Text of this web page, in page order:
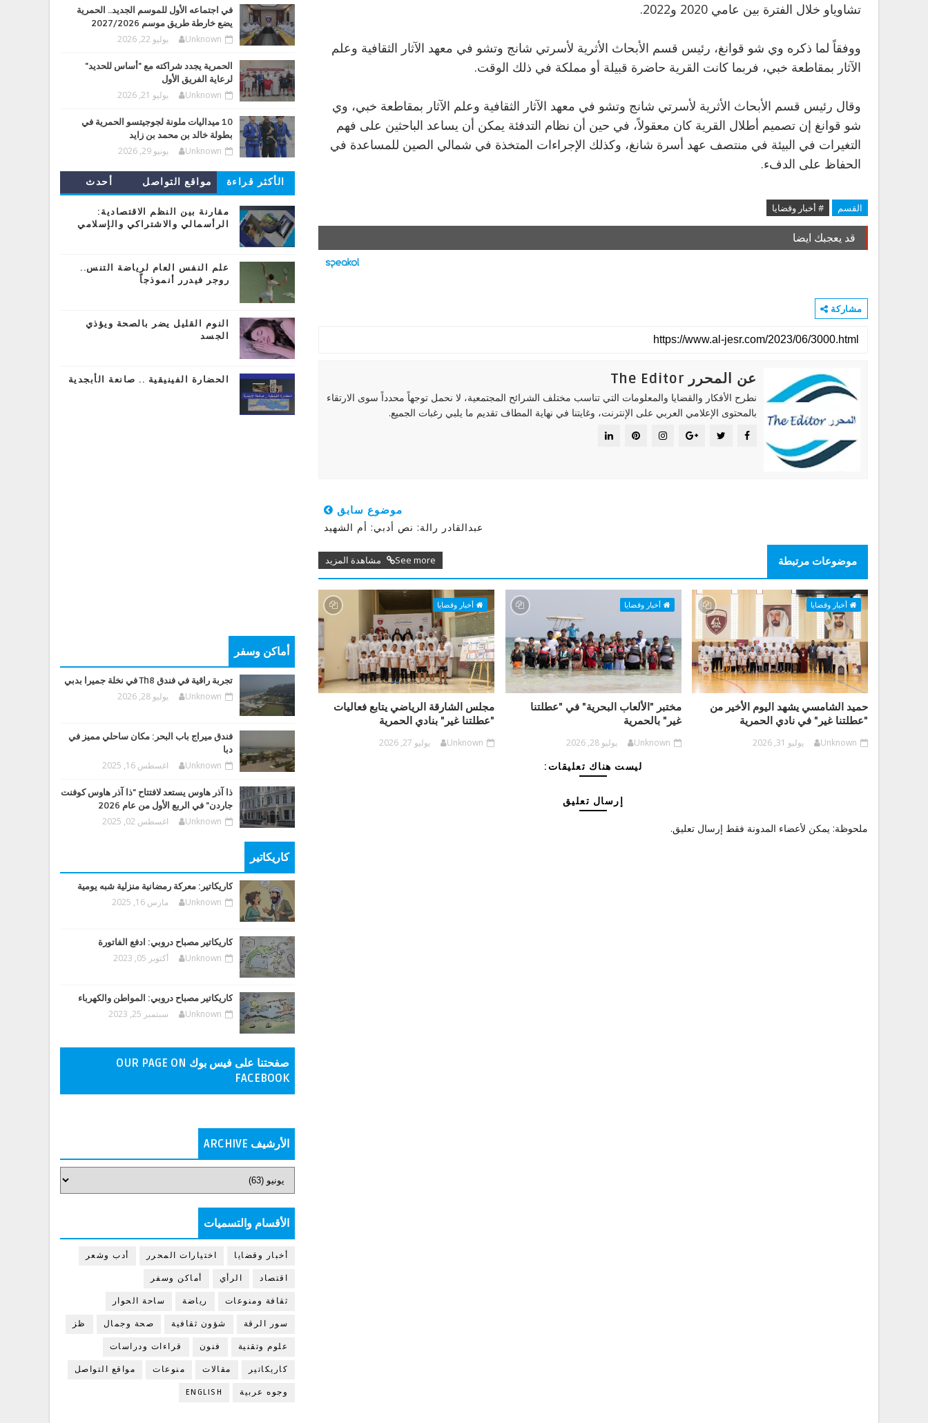
تشاوياو خلال الفترة بين عامي 2020 و2022.
ووفقاً لما ذكره وي شو قوانغ، رئيس قسم الأبحاث الأثرية لأسرتي شانج وتشو في معهد الآثار الثقافية وعلم
الآثار بمقاطعة خبي، فربما كانت القرية حاضرة قبيلة أو مملكة في ذلك الوقت.
وقال رئيس قسم الأبحاث الأثرية لأسرتي شانج وتشو في معهد الآثار الثقافية وعلم الآثار بمقاطعة خبي، وي
شو قوانغ إن تصميم أطلال القرية كان معقولاً، في حين أن نظام التدفئة يمكن أن يساعد الباحثين على فهم
التغيرات في البيئة في منتصف عهد أسرة شانغ، وكذلك الإجراءات المتخذة في شمالي الصين للمساعدة في
الحفاظ على الدفء.
القسم # أخبار وقضايا
قد يعجبك ايضا
مشاركة
عن المحرر The Editor
نطرح الأفكار والقضايا والمعلومات التي تناسب مختلف الشرائح المجتمعية، لا نحمل توجهاً محدداً سوى الارتقاء
بالمحتوى الإعلامي العربي على الإنترنت، وغايتنا في نهاية المطاف تقديم ما يلبي رغبات الجميع.
موضوع سابق
عبدالقادر رالة: نص أدبي: أم الشهيد
موضوعات مرتبطة See more مشاهدة المزيد
أخبار وقضايا
حميد الشامسي يشهد اليوم الأخير من
"عطلتنا غير" في نادي الحمرية
Unknown يوليو 31, 2026
أخبار وقضايا
مختبر "الألعاب البحرية" في "عطلتنا
غير" بالحمرية
Unknown يوليو 28, 2026
أخبار وقضايا
مجلس الشارقة الرياضي يتابع فعاليات
"عطلتنا غير" بنادي الحمرية
Unknown يوليو 27, 2026
ليست هناك تعليقات:
إرسال تعليق
ملحوظة: يمكن لأعضاء المدونة فقط إرسال تعليق.
في اجتماعه الأول للموسم الجديد.. الحمرية
يضع خارطة طريق موسم 2027/2026
Unknown يوليو 22, 2026
الحمرية يجدد شراكته مع "أساس للحديد"
لرعاية الفريق الأول
Unknown يوليو 21, 2026
10 ميداليات ملونة لجوجيتسو الحمرية في
بطولة خالد بن محمد بن زايد
Unknown يونيو 29, 2026
الأكثر قراءة مواقع التواصل
أحدث
مقارنة بين النظم الاقتصادية:
الرأسمالي والاشتراكي والإسلامي
علم النفس العام لرياضة التنس..
روجر فيدرر أنموذجاً
النوم القليل يضر بالصحة ويؤذي
الجسد
الحضارة الفينيقية .. صانعة الأبجدية
أماكن وسفر
تجربة راقية في فندق Th8 في نخلة جميرا بدبي
Unknown يوليو 28, 2026
فندق ميراج باب البحر: مكان ساحلي مميز في
دبا
Unknown اغسطس 16, 2025
ذا آذر هاوس يستعد لافتتاح "ذا آذر هاوس كوفنت
جاردن" في الربع الأول من عام 2026
Unknown اغسطس 02, 2025
كاريكاتير
كاريكاتير: معركة رمضانية منزلية شبه يومية
Unknown مارس 16, 2025
كاريكاتير مصباح دروبي: ادفع الفاتورة
Unknown أكتوبر 05, 2023
كاريكاتير مصباح دروبي: المواطن والكهرباء
Unknown سبتمبر 25, 2023
صفحتنا على فيس بوك OUR PAGE ON
FACEBOOK
الأرشيف ARCHIVE
الأقسام والتسميات
أخبار وقضايا اختيارات المحرر أدب وشعر
اقتصاد الرأي أماكن وسفر
ثقافة ومنوعات رياضة ساحة الحوار
سور الرقة شؤون ثقافية صحة وجمال ظز
علوم وتقنية فنون قراءات ودراسات
كاريكاتير مقالات منوعات مواقع التواصل
وجوه عربية ENGLISH